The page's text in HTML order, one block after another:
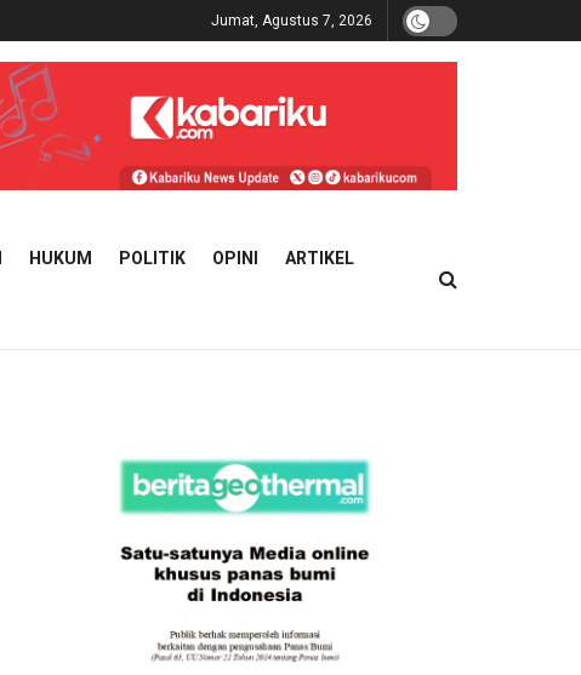
Jumat, Agustus 7, 2026
HUKUM POLITIK OPINI ARTIKEL